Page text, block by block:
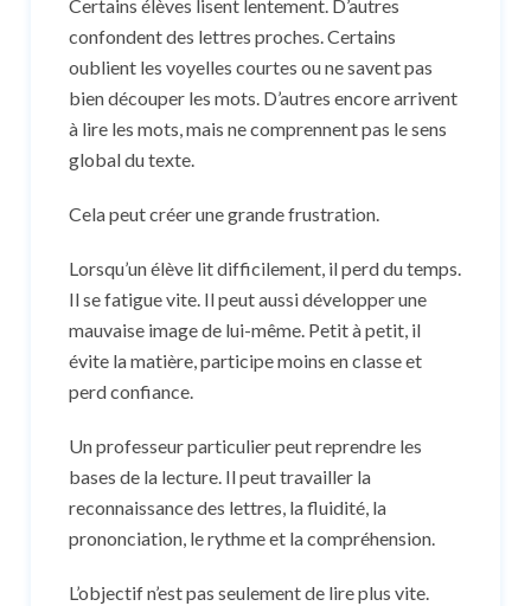
Certains élèves lisent lentement. D’autres
confondent des lettres proches. Certains
oublient les voyelles courtes ou ne savent pas
bien découper les mots. D’autres encore arrivent
à lire les mots, mais ne comprennent pas le sens
global du texte.
Cela peut créer une grande frustration.
Lorsqu’un élève lit difficilement, il perd du temps.
Il se fatigue vite. Il peut aussi développer une
mauvaise image de lui-même. Petit à petit, il
évite la matière, participe moins en classe et
perd confiance.
Un professeur particulier peut reprendre les
bases de la lecture. Il peut travailler la
reconnaissance des lettres, la fluidité, la
prononciation, le rythme et la compréhension.
L’objectif n’est pas seulement de lire plus vite.